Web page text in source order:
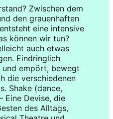
Zwischen dem
den grauenhaften
eine intensive
können wir tun?
auch etwas
Eindringlich
empört, bewegt
die verschiedenen
Shake (dance,
Eine Devise, die
des Alltags,